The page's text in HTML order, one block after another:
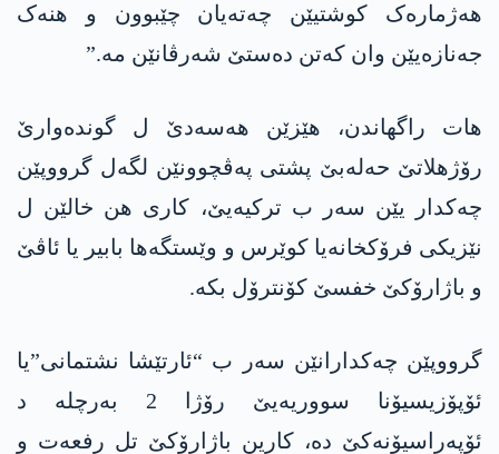
ھەژمارەک کوشتیێن چەتەیان چێبوون و ھنەک
جەنازەیێن وان کەتن دەستێ شەرڤانێن مە.”
ھات راگھاندن، ھێزێن ھەسەدێ ل گوندەوارێ
رۆژھلاتێ حەلەبێ پشتی پەڤچوونێن لگەل گرووپێن
چەکدار یێن سەر ب ترکیەیێ، کاری ھن خالێن ل
نێزیکی فرۆکخانەیا کوێرس و وێستگەھا بابیر یا ئاڤێ
و باژارۆکێ خفسێ کۆنترۆل بکە.
گرووپێن چەکدارانێن سەر ب “ئارتێشا نشتمانی”یا
ئۆپۆزیسیۆنا سووریەیێ رۆژا 2 بەرچلە د
ئۆپەراسیۆنەکێ دە، کارین باژارۆکێ تل رفعەت و